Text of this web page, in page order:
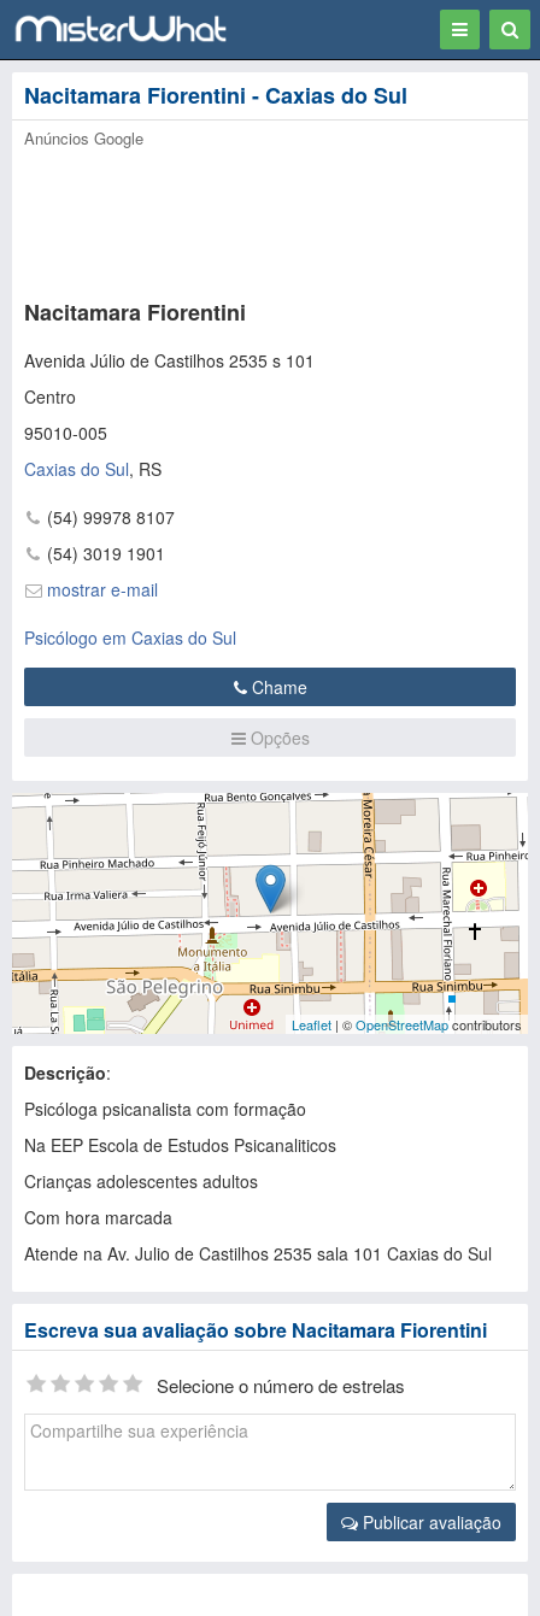
Toggle
Nacitamara Fiorentini - Caxias do Sul
Anúncios Google
Nacitamara Fiorentini
Avenida Júlio de Castilhos 2535 s 101
Centro
95010-005
Caxias do Sul, RS
(54) 99978 8107
(54) 3019 1901
mostrar e-mail
Psicólogo em Caxias do Sul
Chame
Opções
Leaflet | ©OpenStreetMapcontributors
Descrição:
Psicóloga psicanalista com formação
Na EEP Escola de Estudos Psicanaliticos
Crianças adolescentes adultos
Com hora marcada
Atende na Av. Julio de Castilhos 2535 sala 101 Caxias do Sul
Escreva sua avaliação sobre Nacitamara Fiorentini
Selecione o número de estrelas
Publicar avaliação